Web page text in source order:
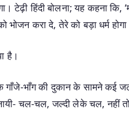
टेढ़ी हिंदी बोलना; यह कहना कि,
भोजन करा दे, तेरे को बड़ा धर्म
है।
भाँग की दुकान के सामने कई
चल-चल, जल्दी लेके चल, नहीं